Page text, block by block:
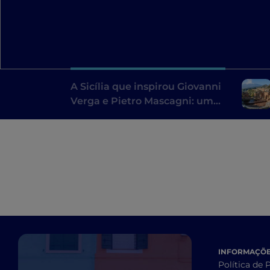
A Sicília que inspirou Giovanni
Verga e Pietro Mascagni: um
Política de